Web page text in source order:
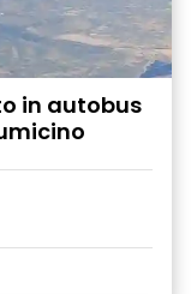
in autobus